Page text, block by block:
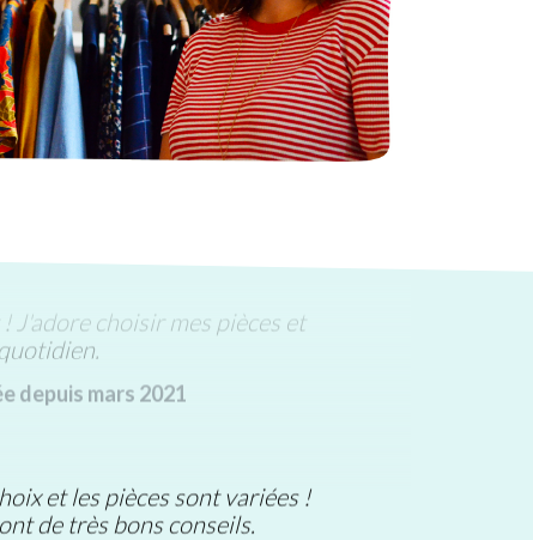
Vous vous démarquez vraiment en
ce que pourrait être le futur
depuis février 2021
! J'adore choisir mes pièces et
depuis mars 2021
et les pièces sont variées !
de très bons conseils.
décembre 2021